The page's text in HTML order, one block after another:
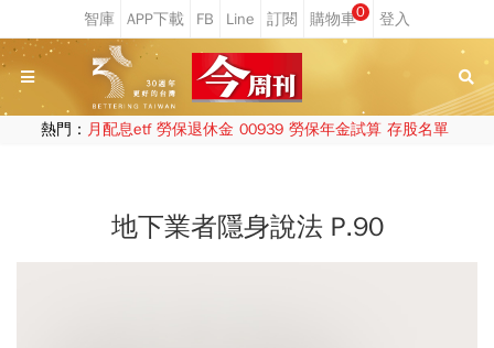
0
熱門： 月配息etf 勞保退休金 00939 勞保年金試算 存股名單
地下業者隱身說法 P.90